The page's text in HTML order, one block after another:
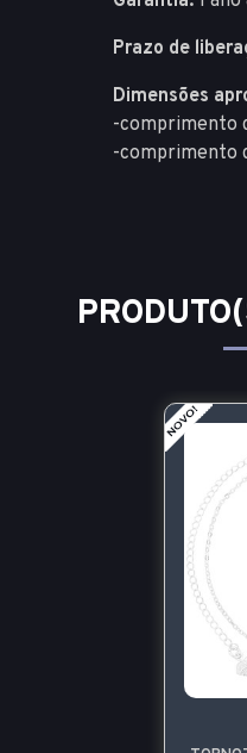
Prazo de
Dimensões
-comprimento
-comprimento